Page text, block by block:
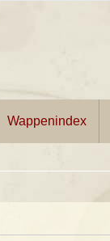
Wappenindex